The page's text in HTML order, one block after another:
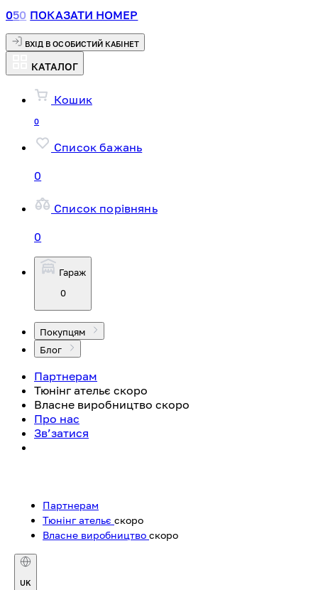
050 ПОКАЗАТИ НОМЕР
ВХІД В ОСОБИСТИЙ КАБІНЕТ
КАТАЛОГ
Кошик
0
Список бажань
0
Список порівнянь
0
Гараж
0
Покупцям
Блог
Партнерам
Тюнінг ательє скоро
Власне виробництво скоро
Про нас
Зв’затися
Партнерам
Тюнінг ательє скоро
Власне виробництво скоро
UK